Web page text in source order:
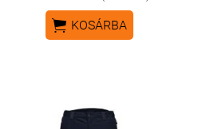
 KOSÁRBA